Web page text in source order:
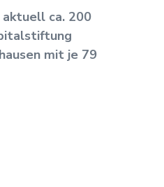
ca. 200
mit je 79